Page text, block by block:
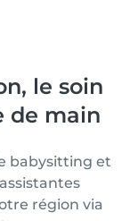
le soin
de main
babysitting et
région via